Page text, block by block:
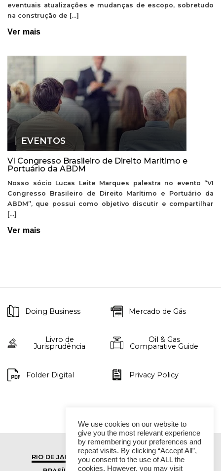
eventuais atualizações e mudanças de escopo, sobretudo
na construção de […]
Ver mais
EVENTOS
VI Congresso Brasileiro de Direito Marítimo e
Portuário da ABDM
Nosso sócio Lucas Leite Marques palestra no evento “VI
Congresso Brasileiro de Direito Marítimo e Portuário da
ABDM”, que possui como objetivo discutir e compartilhar
[…]
Ver mais
Doing Business Mercado de Gás
Livro de
Jurisprudência
Oil & Gas
Comparative Guide
Folder Digital Privacy Policy
RIO DE JANEIRO
SÃO PAULO
We use cookies on our website to
give you the most relevant experience
by remembering your preferences and
repeat visits. By clicking “Accept All”,
you consent to the use of ALL the
cookies. However, you may visit